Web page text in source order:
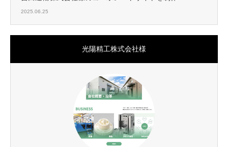
2025.06.25
光陽精工株式会社様